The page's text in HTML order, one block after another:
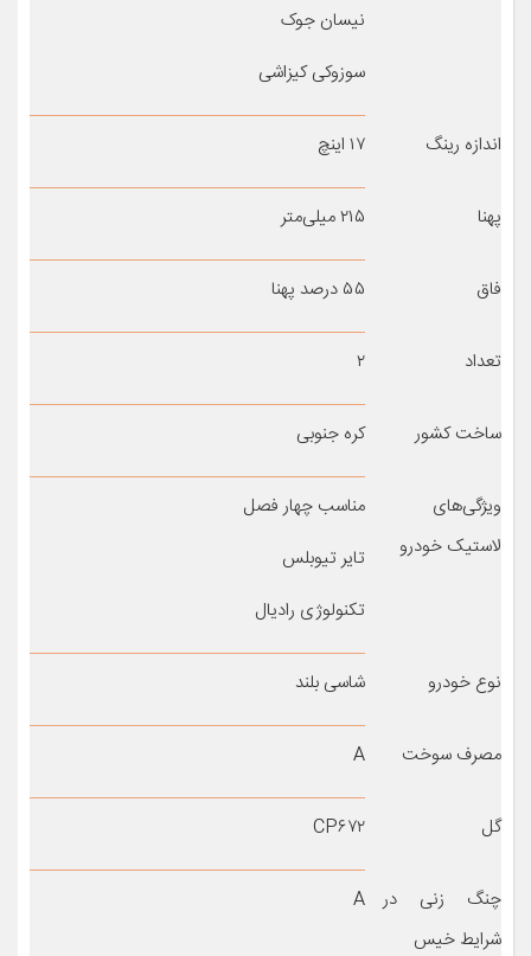
نیسان جوک
سوزوکی کیزاشی
اندازه رینگ ۱۷ اینچ
پهنا ۲۱۵ میلی‌متر
فاق ۵۵ درصد پهنا
تعداد ۲
ساخت کشور کره جنوبی
ویژگی‌های
لاستیک خودرو
مناسب چهار فصل
تایر تیوبلس
تکنولوژی رادیال
نوع خودرو شاسی بلند
مصرف سوخت A
گل CP۶۷۲
چنگ زنی در
شرایط خیس
A